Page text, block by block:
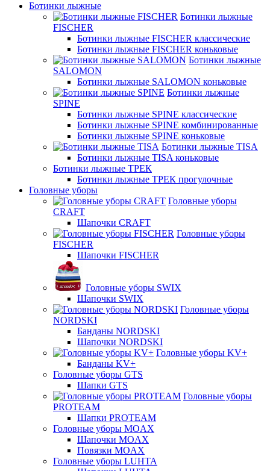
Ботинки лыжные
Ботинки лыжные
FISCHER
Ботинки лыжные FISCHER классические
Ботинки лыжные FISCHER коньковые
Ботинки лыжные
SALOMON
Ботинки лыжные SALOMON коньковые
Ботинки лыжные
SPINE
Ботинки лыжные SPINE классические
Ботинки лыжные SPINE комбинированные
Ботинки лыжные SPINE коньковые
Ботинки лыжные TISA
Ботинки лыжные TISA коньковые
Ботинки лыжные ТРЕК
Ботинки лыжные ТРЕК прогулочные
Головные уборы
Головные уборы
CRAFT
Шапочки CRAFT
Головные уборы
FISCHER
Шапочки FISCHER
Головные уборы SWIX
Шапочки SWIX
Головные уборы
NORDSKI
Банданы NORDSKI
Шапочки NORDSKI
Головные уборы KV+
Банданы KV+
Головные уборы GTS
Шапки GTS
Головные уборы
PROTEAM
Шапки PROTEAM
Головные уборы MOAX
Шапочки MOAX
Повязки MOAX
Головные уборы LUHTA